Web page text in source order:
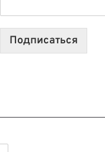
2026:
10
Подписаться